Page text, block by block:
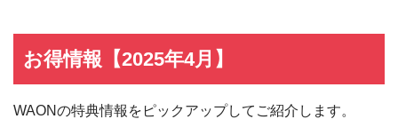
お得情報【2025年4月】
WAONの特典情報をピックアップしてご紹介します。